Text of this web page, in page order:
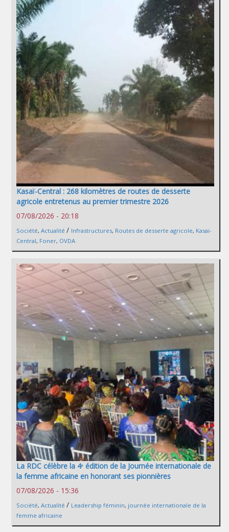
Kasaï-Central : 268 kilomètres de routes de desserte
agricole entretenus au premier trimestre 2026
07/08/2026 - 20:18
Société, Actualité / Infrastructures, Routes de desserte agricole, Kasai-
Central, Foner, OVDA
La RDC célèbre la 4ᵉ édition de la Journée internationale de
la femme africaine en honorant ses pionnières
07/08/2026 - 15:36
Société, Actualité / Leadership féminin, journée internationale de la
femme africaine